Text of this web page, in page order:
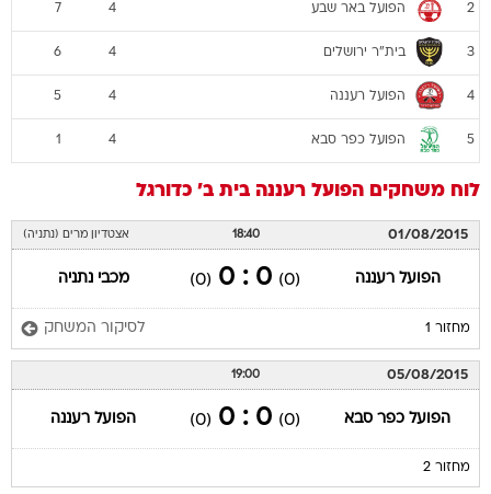
2 הפועל באר שבע 4
7
3 בית"ר ירושלים 4
6
4 הפועל רעננה 4
5
5 הפועל כפר סבא 4
1
לוח משחקים הפועל רעננה בית ב' כדורגל
01/08/2015
18:40 אצטדיון מרים (נתניה)
הפועל רעננה (0)
0 : 0
(0) מכבי נתניה
מחזור 1 לסיקור המשחק
05/08/2015
19:00
הפועל כפר סבא (0)
0 : 0
(0) הפועל רעננה
מחזור 2